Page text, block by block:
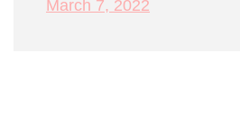
March 7, 2022